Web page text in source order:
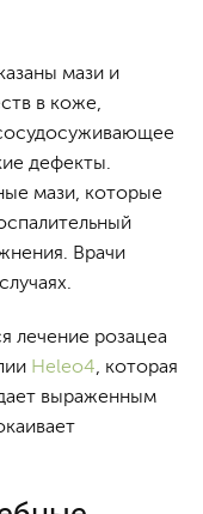
мази и
в коже,
дефекты.
мази, которые
Врачи
лечение розацеа
Heleo4 , которая
выраженным